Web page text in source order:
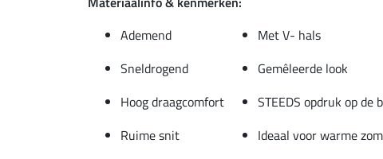
Ademend
Met V- hals
Sneldrogend
Gemêleerde look
Hoog draagcomfort
STEEDS opdruk op de
Ruime snit
Ideaal voor warme